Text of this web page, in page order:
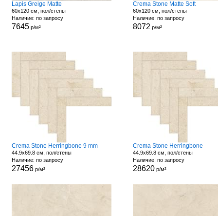
Lapis Greige Matte
60x120 см, пол/стены
Наличие: по запросу
7645р/м²
Crema Stone Matte Soft
60x120 см, пол/стены
Наличие: по запросу
8072 р/м²
Crema Stone Herringbone 9 mm
44.9x69.8 см, пол/стены
Наличие: по запросу
27456р/м²
Crema Stone Herringbone
44.9x69.8 см, пол/стены
Наличие: по запросу
28620р/м²